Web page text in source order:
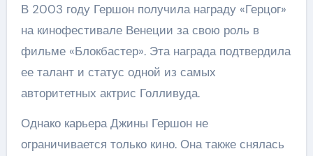
В 2003 году Гершон получила награду «Герцог»
на кинофестивале Венеции за свою роль в
фильме «Блокбастер». Эта награда подтвердила
ее талант и статус одной из самых
авторитетных актрис Голливуда.
Однако карьера Джины Гершон не
ограничивается только кино. Она также снялась